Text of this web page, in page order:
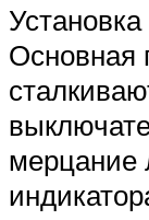
Основная
мерцание